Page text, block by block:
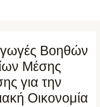
Βοηθών
Μέσης
για την
Οικονομία